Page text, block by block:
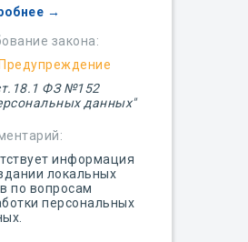
закона:
Предупреждение
ФЗ №152
данных"
→
информация
локальных
по вопросам
персональных